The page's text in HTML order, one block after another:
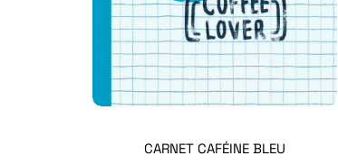
CARNET CAFÉINE BLEU